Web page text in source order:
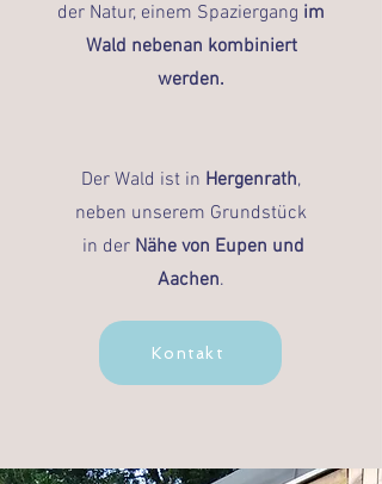
der Natur, einem Spaziergang im
Wald nebenan kombiniert
werden.
Der Wald ist in Hergenrath,
neben unserem Grundstück
in der Nähe von Eupen und
Aachen.
Kontakt